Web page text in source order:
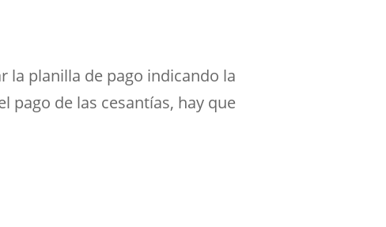
la planilla de pago indicando la
pago de las cesantías, hay que